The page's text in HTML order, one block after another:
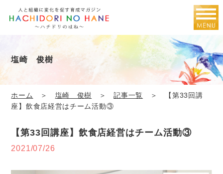
塩崎 俊樹
ホーム ＞ 塩崎 俊樹 ＞記事一覧 ＞ 【第33回講
座】飲食店経営はチーム活動③
【第33回講座】飲食店経営はチーム活動③
2021/07/26